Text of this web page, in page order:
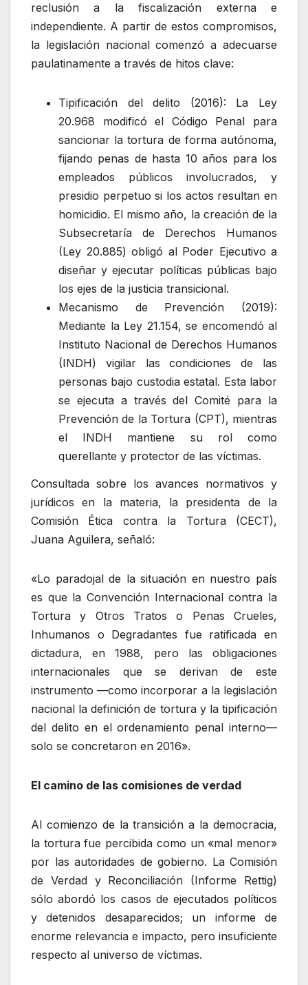
reclusión a la fiscalización externa e
independiente. A partir de estos compromisos,
la legislación nacional comenzó a adecuarse
paulatinamente a través de hitos clave:
Tipificación del delito (2016): La Ley
20.968 modificó el Código Penal para
sancionar la tortura de forma autónoma,
fijando penas de hasta 10 años para los
empleados públicos involucrados, y
presidio perpetuo si los actos resultan en
homicidio. El mismo año, la creación de la
Subsecretaría de Derechos Humanos
(Ley 20.885) obligó al Poder Ejecutivo a
diseñar y ejecutar políticas públicas bajo
los ejes de la justicia transicional.
Mecanismo de Prevención (2019):
Mediante la Ley 21.154, se encomendó al
Instituto Nacional de Derechos Humanos
(INDH) vigilar las condiciones de las
personas bajo custodia estatal. Esta labor
se ejecuta a través del Comité para la
Prevención de la Tortura (CPT), mientras
el INDH mantiene su rol como
querellante y protector de las víctimas.
Consultada sobre los avances normativos y
jurídicos en la materia, la presidenta de la
Comisión Ética contra la Tortura (CECT),
Juana Aguilera, señaló:
«Lo paradojal de la situación en nuestro país
es que la Convención Internacional contra la
Tortura y Otros Tratos o Penas Crueles,
Inhumanos o Degradantes fue ratificada en
dictadura, en 1988, pero las obligaciones
internacionales que se derivan de este
instrumento —como incorporar a la legislación
nacional la definición de tortura y la tipificación
del delito en el ordenamiento penal interno—
solo se concretaron en 2016».
El camino de las comisiones de verdad
Al comienzo de la transición a la democracia,
la tortura fue percibida como un «mal menor»
por las autoridades de gobierno. La Comisión
de Verdad y Reconciliación (Informe Rettig)
sólo abordó los casos de ejecutados políticos
y detenidos desaparecidos; un informe de
enorme relevancia e impacto, pero insuficiente
respecto al universo de víctimas.